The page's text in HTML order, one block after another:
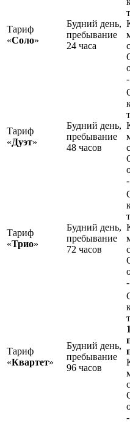
Тариф
«Соло»
Будний день,
пребывание
24 часа
Тариф
«Дуэт»
Будний день,
пребывание
48 часов
Тариф
«Трио»
Будний день,
пребывание
72 часов
Тариф
«Квартет»
Будний день,
пребывание
96 часов